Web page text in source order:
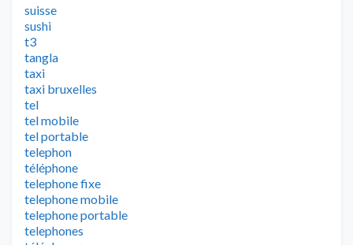
suisse
sushi
t3
tangla
taxi
taxi bruxelles
tel
tel mobile
tel portable
telephon
téléphone
telephone fixe
telephone mobile
telephone portable
telephones